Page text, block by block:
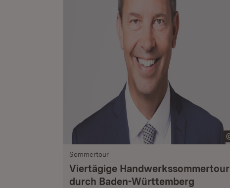
Sommertour
Viertägige Handwerkssommertour
durch Baden-Württemberg